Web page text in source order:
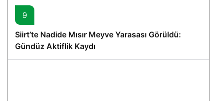
9
Siirt’te Nadide Mısır Meyve Yarasası Görüldü:
Gündüz Aktiflik Kaydı